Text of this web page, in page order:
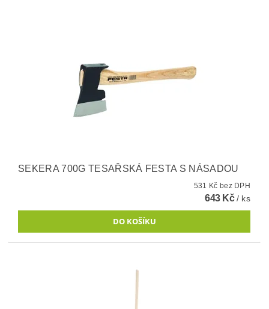
SEKERA 700G TESAŘSKÁ FESTA S NÁSADOU
531 Kč bez DPH
643 Kč/ ks